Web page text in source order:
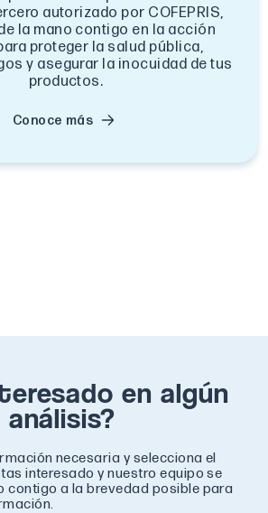
autorizado por COFEPRIS,
la mano contigo en la acción
proteger la salud pública,
y asegurar la inocuidad de tus
productos.
Conoce más
en algún
necesaria y selecciona el
interesado y nuestro equipo se
contigo a la brevedad posible para